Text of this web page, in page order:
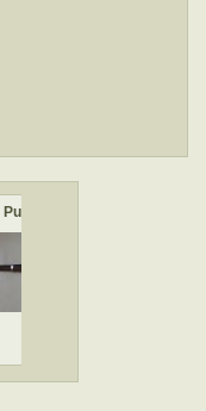
Puška vz. 24